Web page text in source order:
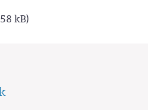
kB)